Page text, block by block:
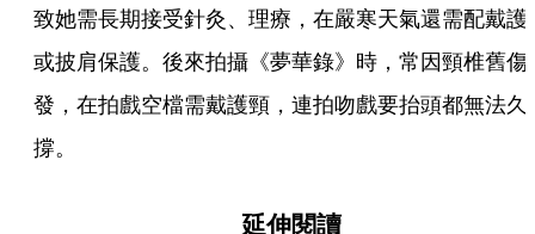
致她需長期接受針灸、理療，在嚴寒天氣還需配戴護
或披肩保護。後來拍攝《夢華錄》時，常因頸椎舊傷
發，在拍戲空檔需戴護頸，連拍吻戲要抬頭都無法久
撐。
延伸閱讀